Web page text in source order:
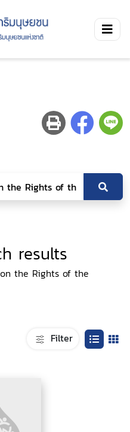
results
the Rights of the
Filter